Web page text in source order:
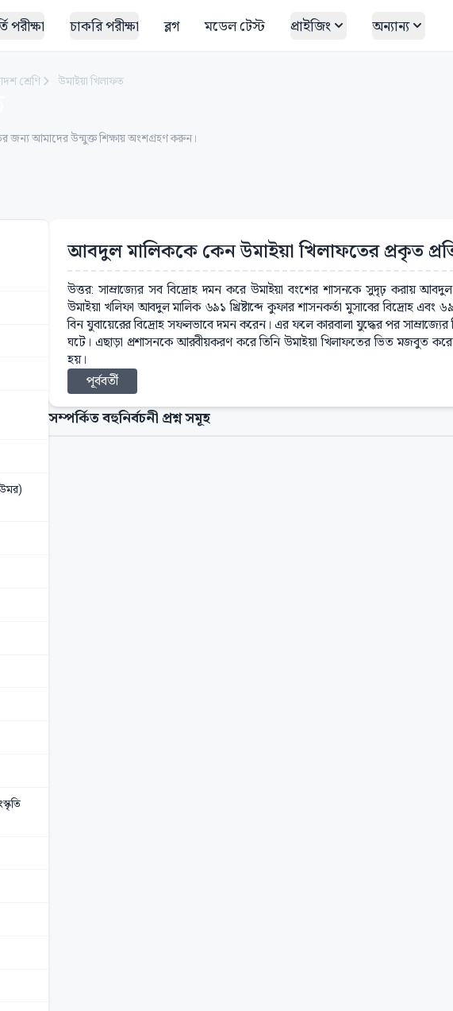
পরীক্ষা চাকরি পরীক্ষা ব্লগ মডেল টেস্ট প্রাইজিং অন্যান্য
শ্রেণি উমাইয়া খিলাফত
জন্য আমাদের উন্মুক্ত শিক্ষায় অংশগ্রহণ করুন।
আবদুল মালিককে কেন উমাইয়া খিলাফতের প্রকৃত
উত্তর: সাম্রাজ্যের সব বিদ্রোহ দমন করে উমাইয়া বংশের শাসনকে সুদৃঢ় করায় আবদুল
উমাইয়া খলিফা আবদুল মালিক ৬৯১ খ্রিষ্টাব্দে কুফার শাসনকর্তা মুসাবের বিদ্রোহ এবং
বিন যুবায়েরের বিদ্রোহ সফলভাবে দমন করেন। এর ফলে কারবালা যুদ্ধের পর সাম্রাজ্যের
ঘটে। এছাড়া প্রশাসনকে আরবীয়করণ করে তিনি উমাইয়া খিলাফতের ভিত মজবুত
হয়।
পূর্ববর্তী
সম্পর্কিত বহুনির্বচনী প্রশ্ন সমূহ